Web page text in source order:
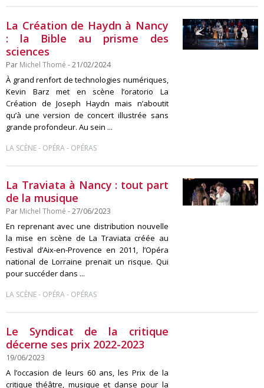
La Création de Haydn à Nancy
: la Bible au prisme des
sciences
Par Michel Thomé - 21/02/2024
À grand renfort de technologies numériques,
Kevin Barz met en scène l’oratorio La
Création de Joseph Haydn mais n’aboutit
qu’à une version de concert illustrée sans
grande profondeur. Au sein ...
LA SCÈNE- OPÉRA- OPÉRAS
La Traviata à Nancy : tout part
de la musique
Par Michel Thomé - 27/06/2023
En reprenant avec une distribution nouvelle
la mise en scène de La Traviata créée au
Festival d’Aix-en-Provence en 2011, l’Opéra
national de Lorraine prenait un risque. Qui
pour succéder dans ...
LA SCÈNE- OPÉRA- OPÉRAS
Le Syndicat de la critique
décerne ses prix 2022-2023
19/06/2023
A l’occasion de leurs 60 ans, les Prix de la
critique théâtre, musique et danse pour la